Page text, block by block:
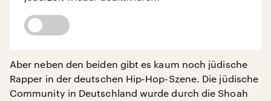
Aber neben den beiden gibt es kaum noch jüdische
Rapper in der deutschen Hip-Hop-Szene. Die jüdische
Community in Deutschland wurde durch die Shoah